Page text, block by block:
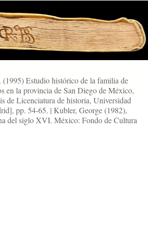
Estudio histórico de la familia de
en la provincia de San Diego de México,
de Licenciatura de historia, Universidad
pp. 54-65. | Kubler, George (1982),
del siglo XVI. México: Fondo de Cultura